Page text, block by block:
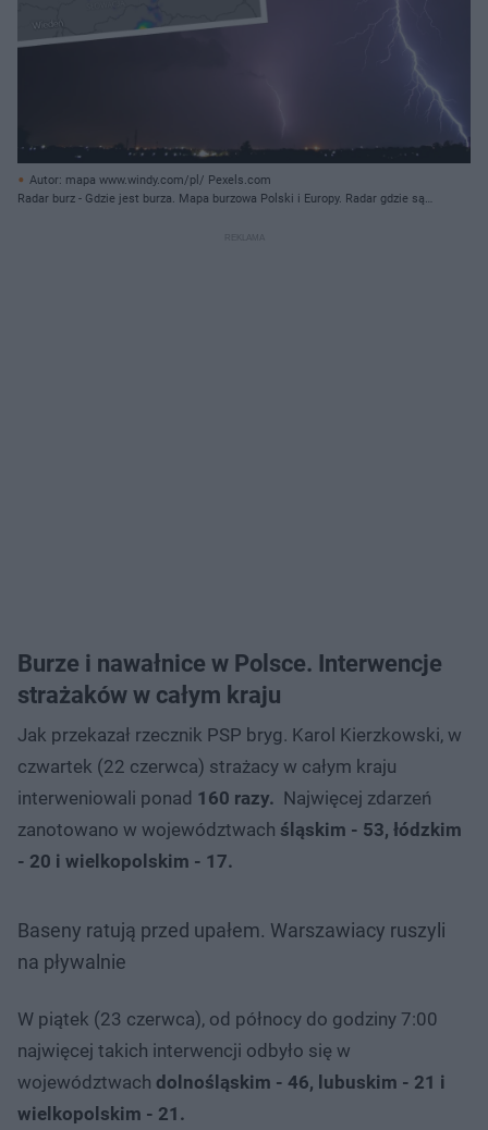
Autor: mapa www.windy.com/pl/ Pexels.com
Radar burz - Gdzie jest burza. Mapa burzowa Polski i Europy. Radar gdzie są
Burze i nawałnice w Polsce. Interwencje
strażaków w całym kraju
Jak przekazał rzecznik PSP bryg. Karol Kierzkowski, w
czwartek (22 czerwca) strażacy w całym kraju
interweniowali ponad 160 razy. Najwięcej zdarzeń
zanotowano w województwach śląskim - 53, łódzkim
- 20 i wielkopolskim - 17.
Baseny ratują przed upałem. Warszawiacy ruszyli
na pływalnie
W piątek (23 czerwca), od północy do godziny 7:00
najwięcej takich interwencji odbyło się w
województwach dolnośląskim - 46, lubuskim - 21 i
wielkopolskim - 21.